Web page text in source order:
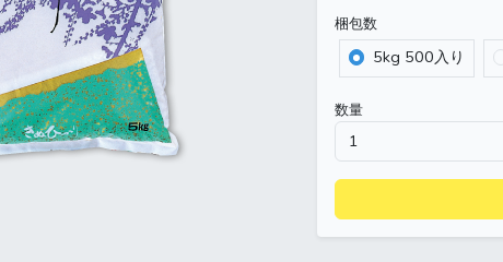
梱包数
5kg 500入り
数量